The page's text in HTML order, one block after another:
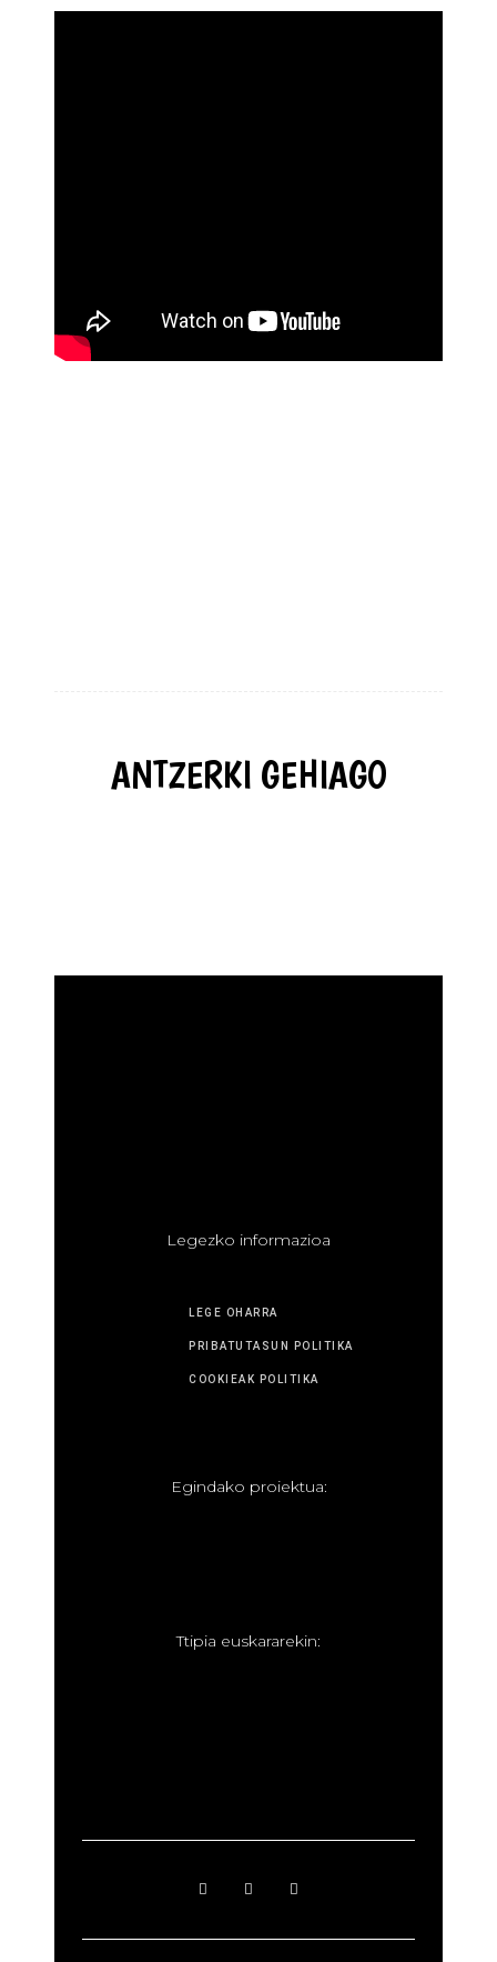
ANTZERKI GEHIAGO
Legezko informazioa
LEGE OHARRA
PRIBATUTASUN POLITIKA
COOKIEAK POLITIKA
Egindako proiektua:
Ttipia euskararekin: